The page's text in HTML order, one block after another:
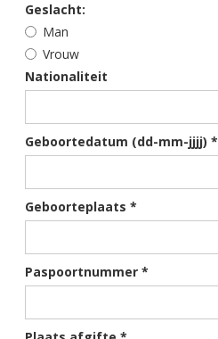
Geslacht:
Man
Vrouw
Nationaliteit
Geboortedatum (dd-mm-jjjj) *
Geboorteplaats *
Paspoortnummer *